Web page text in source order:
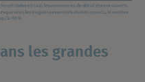
les grandes